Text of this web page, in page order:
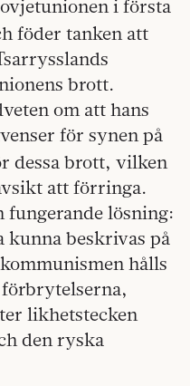
i första
föder tanken att
brott.
om att hans
för synen på
dessa brott, vilken
att förringa.
fungerande lösning:
kunna beskrivas på
hålls
likhetstecken
den ryska